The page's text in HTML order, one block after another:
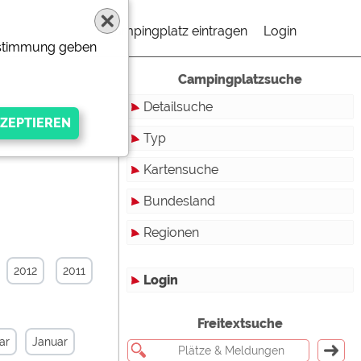
Campingplatz eintragen Login
2012 2011
Januar
Campingplatzsuche
Detailsuche
Typ
Touristikstellplätze
Dauerstellplätze
Reisemobilstellplätze
Bungalows
Kartensuche
Bundesland
Baden-Württemberg
Brandenburg
Regionen
Login
Freitextsuche
geben
Anbieters